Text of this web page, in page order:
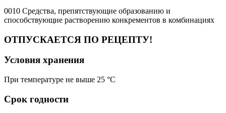
0010 Средства, препятствующие образованию и
способствующие растворению конкрементов в комбинациях
ОТПУСКАЕТСЯ ПО РЕЦЕПТУ!
Условия хранения
При температуре не выше 25 °C
Срок годности